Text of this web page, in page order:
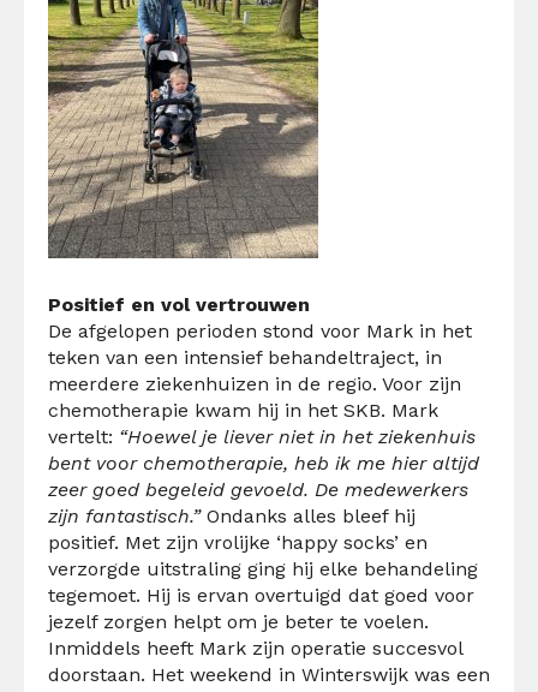
Positief en vol vertrouwen
De afgelopen perioden stond voor Mark in het
teken van een intensief behandeltraject, in
meerdere ziekenhuizen in de regio. Voor zijn
chemotherapie kwam hij in het SKB. Mark
vertelt: “Hoewel je liever niet in het ziekenhuis
bent voor chemotherapie, heb ik me hier altijd
zeer goed begeleid gevoeld. De medewerkers
zijn fantastisch.”Ondanks alles bleef hij
positief. Met zijn vrolijke ‘happy socks’ en
verzorgde uitstraling ging hij elke behandeling
tegemoet. Hij is ervan overtuigd dat goed voor
jezelf zorgen helpt om je beter te voelen.
Inmiddels heeft Mark zijn operatie succesvol
doorstaan. Het weekend in Winterswijk was een